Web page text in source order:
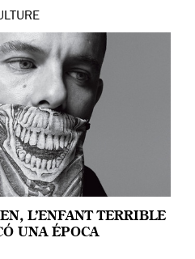
L’ENFANT TERRIBLE
UNA ÉPOCA